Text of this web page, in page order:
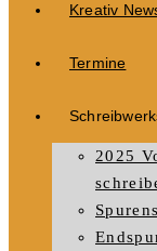
Kreativ
Termine
2025